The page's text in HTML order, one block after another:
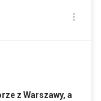
z Warszawy, a